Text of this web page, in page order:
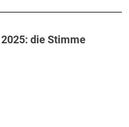
die Stimme